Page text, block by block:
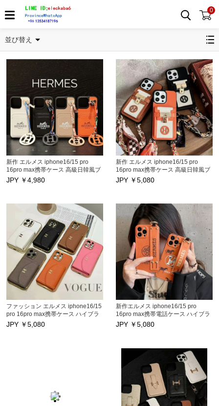
0
並び替え
新作 エルメス iphone16/15 pro
16pro max携帯ケース 高級日韓風ブ
ランド アイフォン16pro 16 plus保
護カバー 取ってできストラップとカ
高品質 セレブ愛用
JPY ￥4,980
新作 エルメス iphone16/15 pro
16pro max携帯ケース 高級日韓風ブ
ランド アイフォン16pro 16 plus保
護カバー 取ってできストラップとカ
高品質 セレブ愛用
JPY ￥5,080
ファッション エルメス iphone16/15
pro 16pro max携帯ケース ハイブラ
ンド アイフォン16pro 16 plus保護
カバー カードポケット付き
JPY ￥5,080
新作エルメス iphone16/15 pro
16pro max携帯電話ケース ハイブラ
ンド アイフォン16pro 16 plus保護
カバー ハンドベルト付き
JPY ￥5,080